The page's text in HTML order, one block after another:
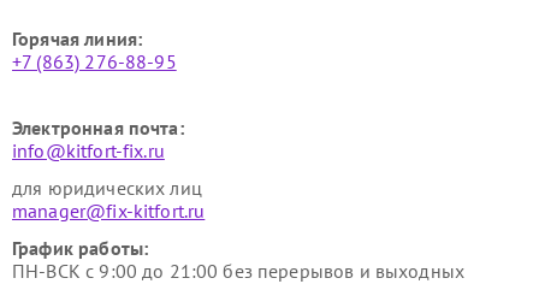
Горячая линия:
+7 (863) 276-88-95
Электронная почта:
info@kitfort-fix.ru
для юридических лиц
manager@fix-kitfort.ru
График работы:
ПН-ВСК с 9:00 до 21:00 без перерывов и выходных